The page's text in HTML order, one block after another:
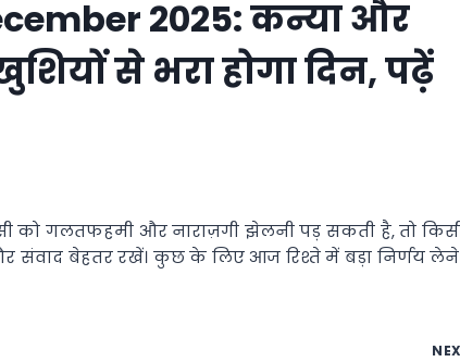
2025: कन्या और
से भरा होगा दिन, पढ़ें
गलतफहमी और नाराज़गी झेलनी पड़ सकती है, तो
संवाद बेहतर रखें। कुछ के लिए आज रिश्ते में बड़ा निर्णय